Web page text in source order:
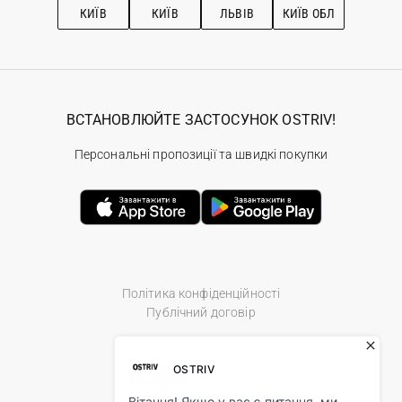
КИЇВ КИЇВ ЛЬВІВ КИЇВ ОБЛ
Політика конфіденційності
Публічний договір
ВСТАНОВЛЮЙТЕ ЗАСТОСУНОК OSTRIV!
Персональні пропозиції та швидкі покупки